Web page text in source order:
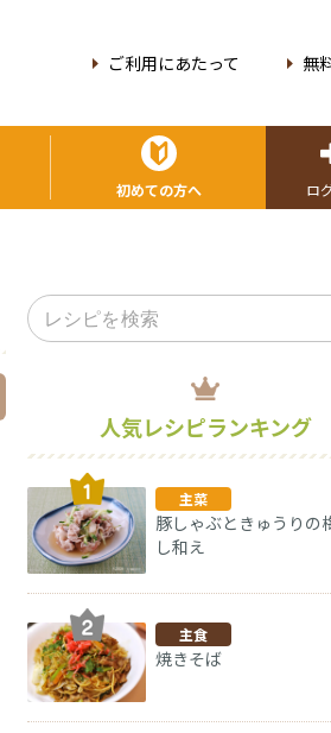
ご利用にあたって 無
初めての方へ ロ
人気レシピランキング
主菜
豚しゃぶときゅうりの
し和え
主食
焼きそば